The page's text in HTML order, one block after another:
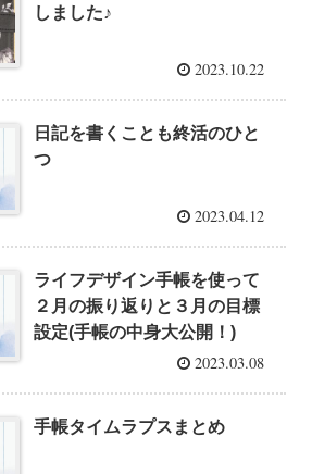
しました♪
2023.10.22
日記を書くことも終活のひと
つ
2023.04.12
ライフデザイン手帳を使って
２月の振り返りと３月の目標
設定(手帳の中身大公開！)
2023.03.08
手帳タイムラプスまとめ